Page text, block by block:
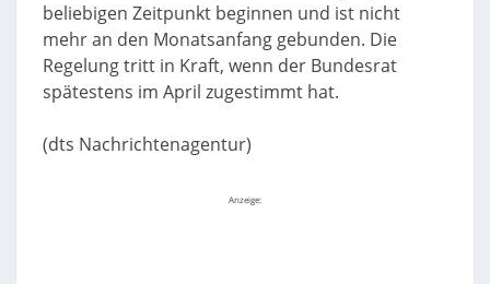
beliebigen Zeitpunkt beginnen und ist nicht
mehr an den Monatsanfang gebunden. Die
Regelung tritt in Kraft, wenn der Bundesrat
spätestens im April zugestimmt hat.
(dts Nachrichtenagentur)
Anzeige: